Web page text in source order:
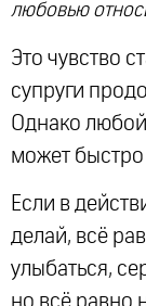
любовью
Это чувство
супруги
Однако
может быстро
Если в
делай, всё
улыбаться,
но всё равно